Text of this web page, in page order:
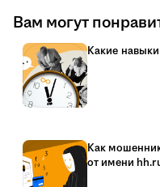
Вам могут
Какие
Как
от имени